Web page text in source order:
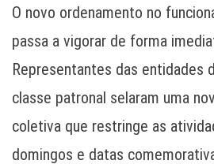
O novo ordenamento no
passa a vigorar de forma
Representantes das entidades
classe patronal selaram uma
coletiva que restringe as
domingos e datas